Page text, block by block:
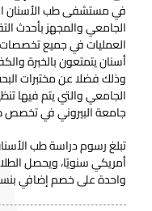
في مستشفى طب الأسنان
الجامعي والمجهز بأحدث
العمليات في جميع تخصصات
أسنان يتمتعون بالخبرة
وذلك فضلا عن مختبرات
الجامعي والتي يتم فيها
جامعة البيروني في تخصص
أمريكي سنويًا، ويحصل
واحدة على خصم إضافي بنسبة